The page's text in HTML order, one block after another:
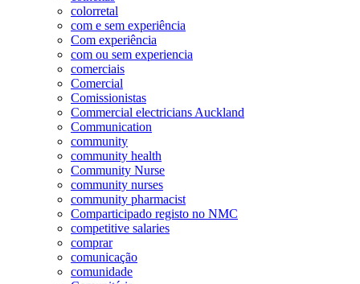
colorretal
com e sem experiência
Com experiência
com ou sem experiencia
comerciais
Comercial
Comissionistas
Commercial electricians Auckland
Communication
community
community health
Community Nurse
community nurses
community pharmacist
Comparticipado registo no NMC
competitive salaries
comprar
comunicação
comunidade